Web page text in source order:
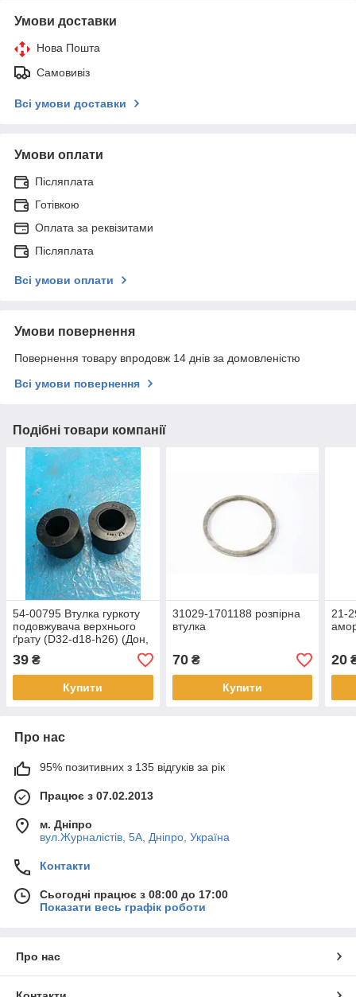
Умови доставки
Нова Пошта
Самовивіз
Всі умови доставки
Умови оплати
Післяплата
Готівкою
Оплата за реквізитами
Післяплата
Всі умови оплати
Умови повернення
Повернення товару впродовж 14 днів за домовленістю
Всі умови повернення
Подібні товари компанії
54-00795 Втулка гуркоту
подовжувача верхнього
ґрату (D32-d18-h26) (Дон,
Нива)
39 ₴
Купити
31029-1701188 розпірна
втулка
70₴
Купити
21-
20
Про нас
95% позитивних з 135 відгуків за рік
Працює з 07.02.2013
м. Дніпро
вул.Журналістів, 5А, Дніпро, Україна
Контакти
Сьогодні працює з 08:00 до 17:00
Показати весь графік роботи
Про нас